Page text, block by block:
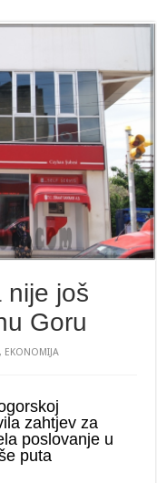
nije još
Goru
, EKONOMIJA
zahtjev za
poslovanje u
puta